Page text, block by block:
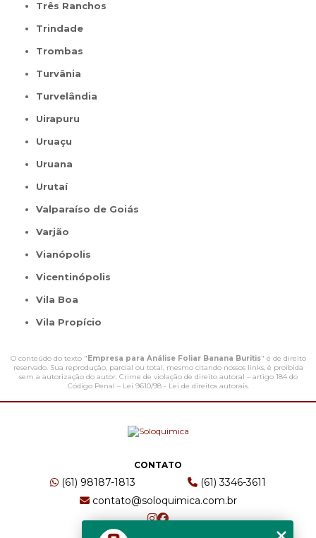
Três Ranchos
Trindade
Trombas
Turvânia
Turvelândia
Uirapuru
Uruaçu
Uruana
Urutaí
Valparaíso de Goiás
Varjão
Vianópolis
Vicentinópolis
Vila Boa
Vila Propício
O conteúdo do texto "Empresa para Análise Foliar Banana Buritis" é de direito
reservado. Sua reprodução, parcial ou total, mesmo citando nossos links, é proibida
sem a autorização do autor. Crime de violação de direito autoral – artigo 184 do
Código Penal – Lei 9610/98 - Lei de direitos autorais.
CONTATO
(61) 98187-1813
(61) 3346-3611
contato@soloquimica.com.br